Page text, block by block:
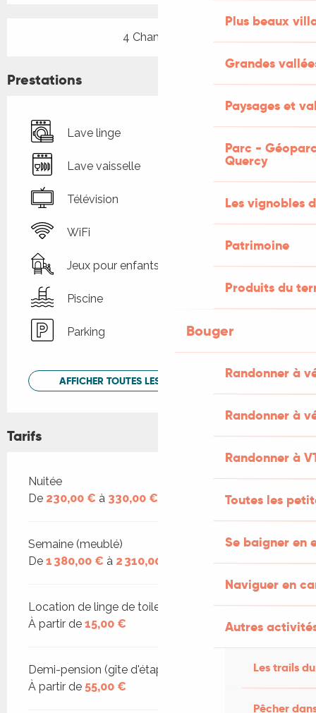
Plus beaux
Grandes
Paysages et
Parc -
Quercy
Les vignobles
Patrimoine
Produits du
Bouger
Randonner à
Randonner à
Randonner à
Toutes les
Se baigner en
Naviguer en
Autres
Les trails
Pêcher
4 Chambre(s)
Prestations
Lave linge
Lave vaisselle
Télévision
WiFi
Jeux pour enfants / Espace jeux
Piscine
Parking
AFFICHER TOUTES LES PRESTATIONS
Tarifs
Tarifs 2026
Nuitée
De 230,00 € à 330,00 €
Semaine (meublé)
De 1 380,00 € à 2 310,00 €
Location de linge de toilette et de draps
À partir de 15,00 €
Demi-pension (gîte d'étape)
À partir de 55,00 €